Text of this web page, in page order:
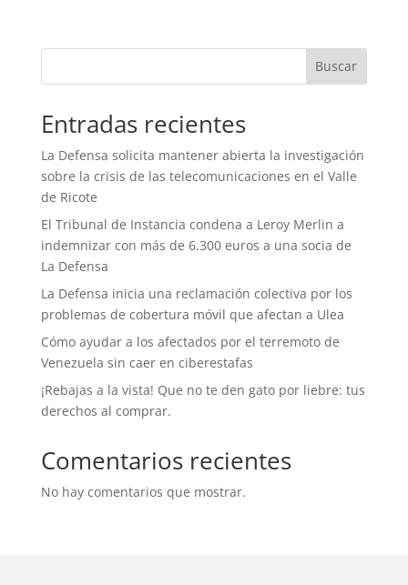
Buscar
Entradas recientes
La Defensa solicita mantener abierta la investigación
sobre la crisis de las telecomunicaciones en el Valle
de Ricote
El Tribunal de Instancia condena a Leroy Merlin a
indemnizar con más de 6.300 euros a una socia de
La Defensa
La Defensa inicia una reclamación colectiva por los
problemas de cobertura móvil que afectan a Ulea
Cómo ayudar a los afectados por el terremoto de
Venezuela sin caer en ciberestafas
¡Rebajas a la vista! Que no te den gato por liebre: tus
derechos al comprar.
Comentarios recientes
No hay comentarios que mostrar.